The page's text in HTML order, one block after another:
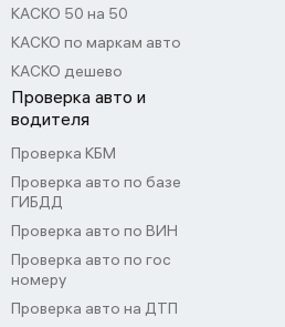
КАСКО 50 на 50
КАСКО по маркам авто
КАСКО дешево
Проверка авто и
водителя
Проверка КБМ
Проверка авто по базе
ГИБДД
Проверка авто по ВИН
Проверка авто по гос
номеру
Проверка авто на ДТП